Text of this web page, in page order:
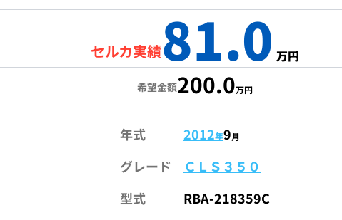
セルカ実績81.0 万円
希望金額200.0万円
年式 2012年9月
グレード
ＣＬＳ３５０
型式
RBA-218359C